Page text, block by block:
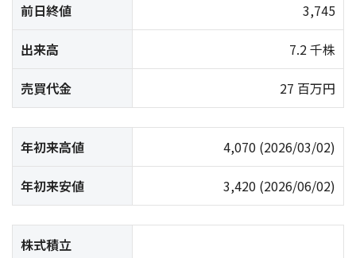
前日終値 3,745
出来高 7.2 千株
売買代金 27 百万円
年初来高値 4,070 (2026/03/02)
年初来安値 3,420 (2026/06/02)
株式積立